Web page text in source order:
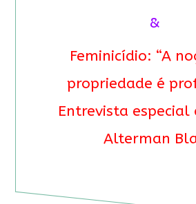
&
Feminicídio: “A
propriedade é
Entrevista especial
Alterman